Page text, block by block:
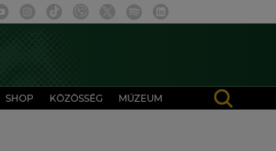
SHOP KÖZÖSSÉG MÚZEUM